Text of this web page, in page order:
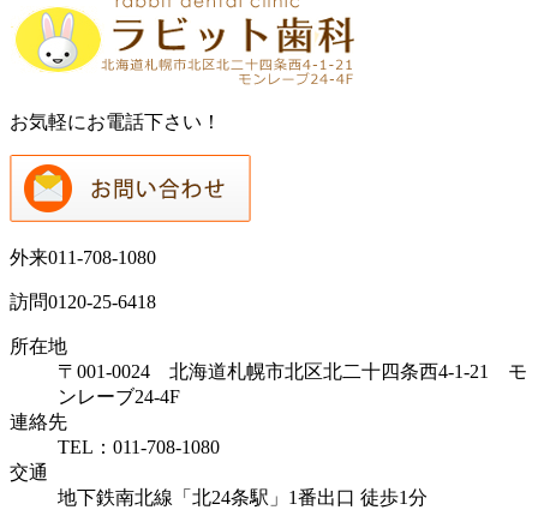
お気軽にお電話下さい！
外来011-708-1080
訪問0120-25-6418
所在地
〒001-0024 北海道札幌市北区北二十四条西4-1-21 モ
ンレーブ24-4F
連絡先
TEL：011-708-1080
交通
地下鉄南北線「北24条駅」1番出口 徒歩1分